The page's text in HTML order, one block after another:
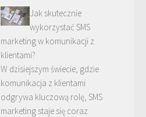
Jak skutecznie
wykorzystać SMS
marketing w komunikacji z
klientami?
W dzisiejszym świecie, gdzie
komunikacja z klientami
odgrywa kluczową rolę, SMS
marketing staje się coraz